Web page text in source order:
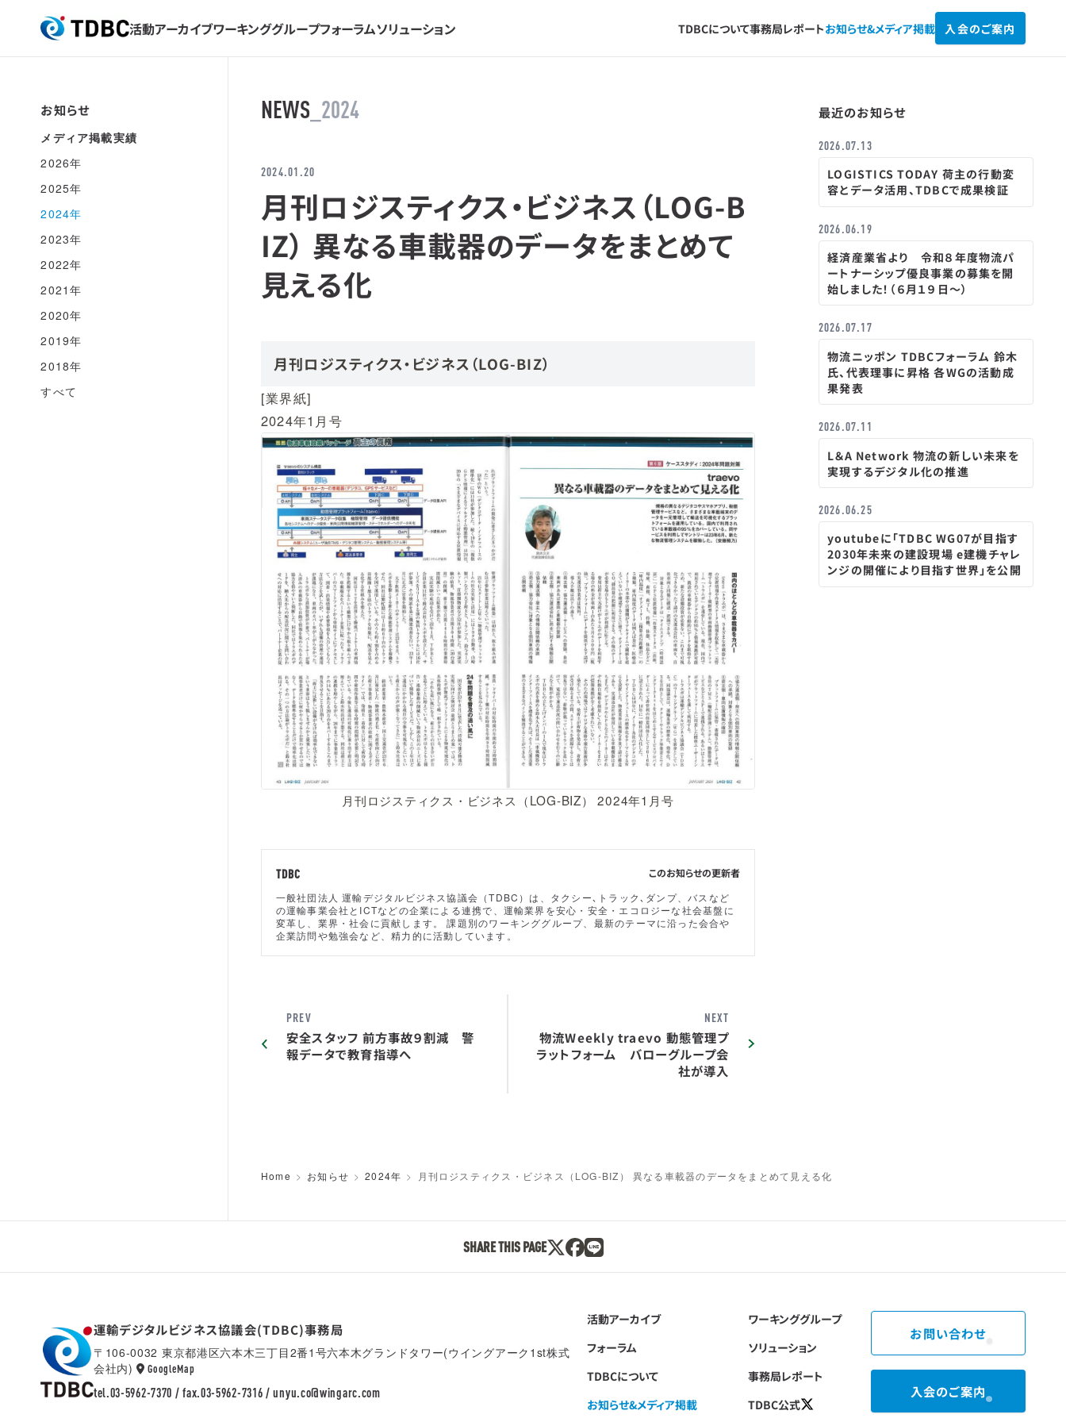
TDBC 活動アーカイブワーキンググループフォーラムソリューション TDBCについて事務局レポートお知らせ&メディア掲載 入会のご案内
NEWS _2024
2024.01.20
月刊ロジスティクス・ビジネス（LOG-B
IZ） 異なる車載器のデータをまとめて
見える化
月刊ロジスティクス・ビジネス（LOG-BIZ）
[業界紙]
2024年1月号
月刊ロジスティクス・ビジネス（LOG-BIZ） 2024年1月号
このお知らせの更新者
TDBC
一般社団法人 運輸デジタルビジネス協議会（TDBC）は、タクシー､トラック､ダンプ、バスなど
の運輸事業会社とICTなどの企業による連携で、運輸業界を安心・安全・エコロジーな社会基盤に
変革し、業界・社会に貢献します。 課題別のワーキンググループ、最新のテーマに沿った会合や
企業訪問や勉強会など、精力的に活動しています。
PREV
安全スタッフ 前方事故９割減 警
報データで教育指導へ
NEXT
物流Weekly traevo 動態管理プ
ラットフォーム バローグループ会
社が導入
最近のお知らせ
2026.07.13
LOGISTICS TODAY 荷主の行動変
容とデータ活用、TDBCで成果検証
2026.06.19
経済産業省より 令和８年度物流パ
ートナーシップ優良事業の募集を開
始しました！（６月１９日～）
2026.07.17
物流ニッポン TDBCフォーラム 鈴木
氏、代表理事に昇格 各WGの活動成
果発表
2026.07.11
L＆A Network 物流の新しい未来を
実現するデジタル化の推進
2026.06.25
youtubeに「TDBC WG07が目指す
2030年未来の建設現場 e建機チャレ
ンジの開催により目指す世界」を公開
Home お知らせ 2024年 月刊ロジスティクス・ビジネス（LOG-BIZ） 異なる車載器のデータをまとめて見える化
お知らせ
メディア掲載実績
2026年
2025年
2024年
2023年
2022年
2021年
2020年
2019年
2018年
すべて
SHARE THIS PAGE
TDBC
運輸デジタルビジネス協議会(TDBC)事務局
〒106-0032 東京都港区六本木三丁目2番1号六本木グランドタワー(ウイングアーク1st株式
会社内)
GoogleMap
tel.03-5962-7370 / fax.03-5962-7316 /unyu.co@wingarc.com
活動アーカイブ
ワーキンググループ
フォーラム
ソリューション
TDBCについて
事務局レポート
お知らせ&メディア掲載
TDBC公式
お問い合わせ
入会のご案内